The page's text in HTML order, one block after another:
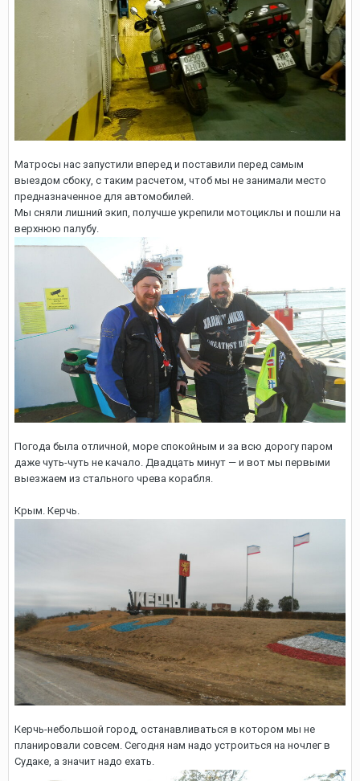
Матросы нас запустили вперед и поставили перед самым
выездом сбоку, с таким расчетом, чтоб мы не занимали место
предназначенное для автомобилей.
Мы сняли лишний экип, получше укрепили мотоциклы и пошли на
верхнюю палубу.
Погода была отличной, море спокойным и за всю дорогу паром
даже чуть-чуть не качало. Двадцать минут — и вот мы первыми
выезжаем из стального чрева корабля.
Крым. Керчь.
Керчь-небольшой город, останавливаться в котором мы не
планировали совсем. Сегодня нам надо устроиться на ночлег в
Судаке, а значит надо ехать.